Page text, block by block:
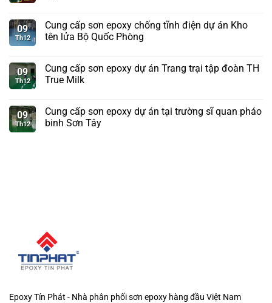
09
Th12
Cung cấp sơn epoxy chống tĩnh điện dự án Kho
tên lửa Bộ Quốc Phòng
09
Th12
Cung cấp sơn epoxy dự án Trang trại tập đoàn TH
True Milk
09
Th12
Cung cấp sơn epoxy dự án tại trường sĩ quan pháo
binh Sơn Tây
Epoxy Tín Phát - Nhà phân phối sơn epoxy hàng đầu Việt Nam